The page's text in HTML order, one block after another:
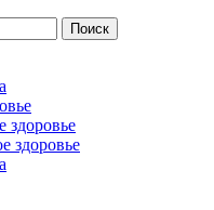
здоровье
здоровье